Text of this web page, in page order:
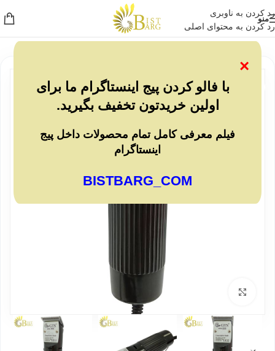
رد کردن به ناوبری
رد کردن به محتوای اصلی
منو
×
با فالو کردن پیج اینستاگرام ما برای
اولین خریدتون تخفیف بگیرید.
فیلم معرفی کامل تمام محصولات داخل پیج
اینستاگرام
BISTBARG_COM